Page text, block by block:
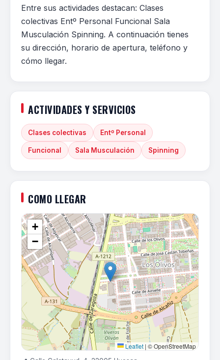
Entre sus actividades destacan: Clases
colectivas Entº Personal Funcional Sala
Musculación Spinning. A continuación tienes
su dirección, horario de apertura, teléfono y
cómo llegar.
ACTIVIDADES Y SERVICIOS
Clases colectivas Entº Personal
Funcional Sala Musculación Spinning
COMO LLEGAR
+
−
Leaflet | © OpenStreetMap